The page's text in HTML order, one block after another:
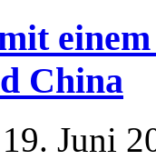
China
Juni